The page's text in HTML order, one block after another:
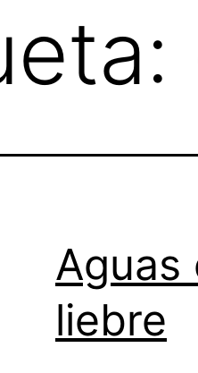
Aguas
liebre